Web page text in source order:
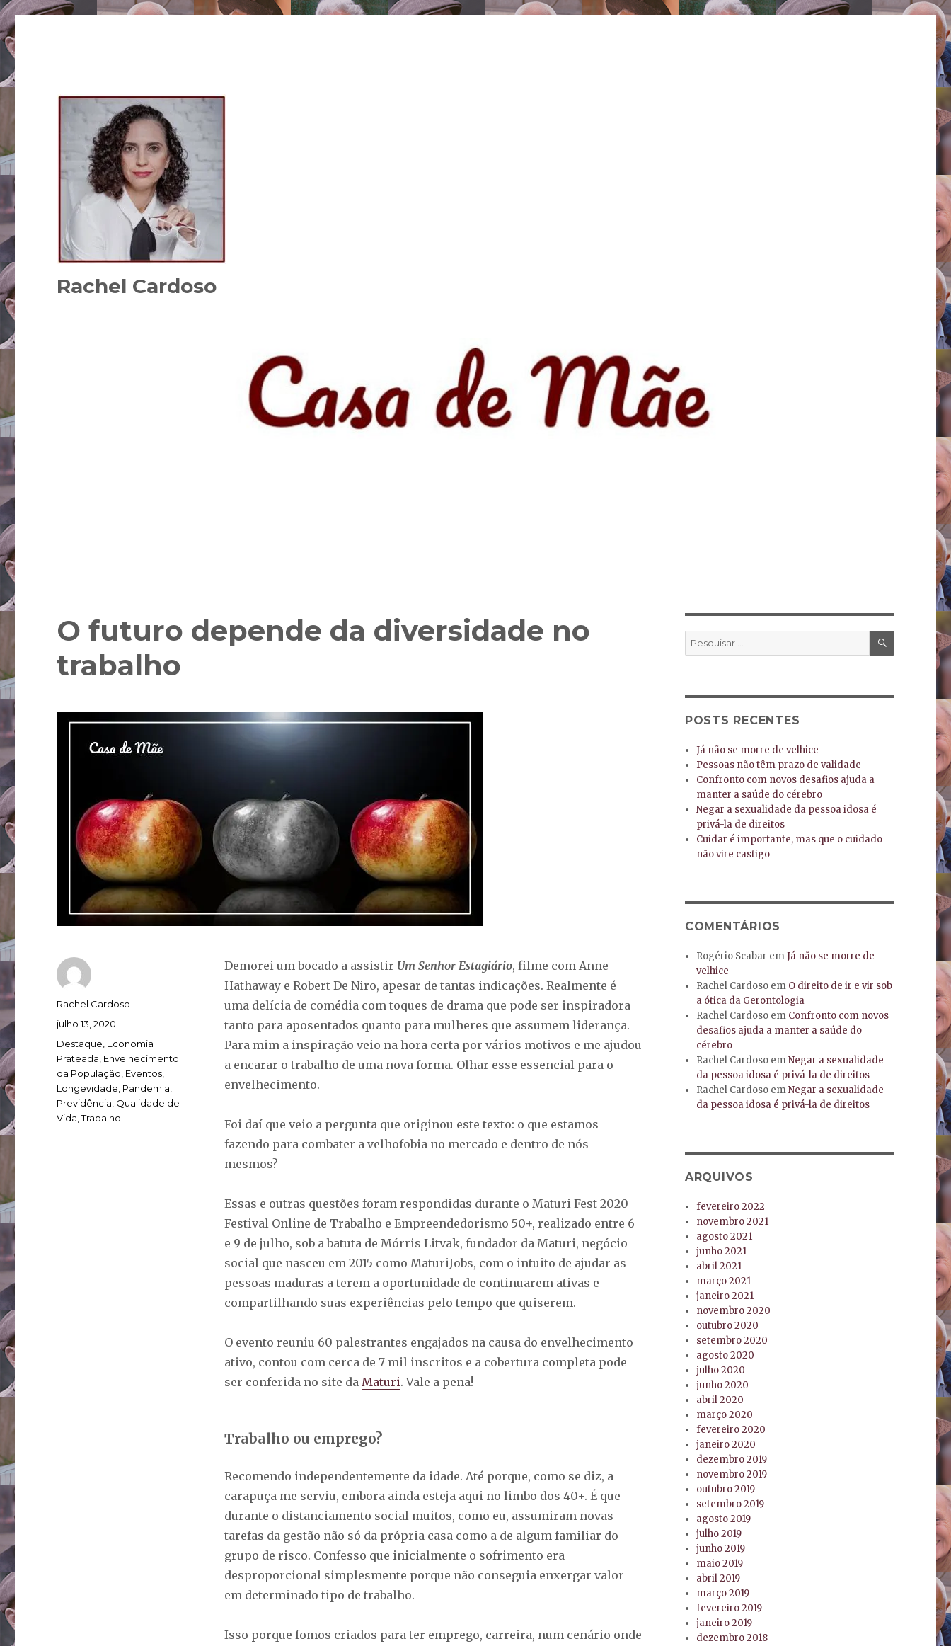
Rachel Cardoso
O futuro depende da diversidade no
trabalho
Demorei um bocado a assistir Um Senhor Estagiário, filme com Anne
Hathaway e Robert De Niro, apesar de tantas indicações. Realmente é
uma delícia de comédia com toques de drama que pode ser inspiradora
tanto para aposentados quanto para mulheres que assumem liderança.
Para mim a inspiração veio na hora certa por vários motivos e me ajudou
a encarar o trabalho de uma nova forma. Olhar esse essencial para o
envelhecimento.
Foi daí que veio a pergunta que originou este texto: o que estamos
fazendo para combater a velhofobia no mercado e dentro de nós
mesmos?
Essas e outras questões foram respondidas durante o Maturi Fest 2020 –
Festival Online de Trabalho e Empreendedorismo 50+, realizado entre 6
e 9 de julho, sob a batuta de Mórris Litvak, fundador da Maturi, negócio
social que nasceu em 2015 como MaturiJobs, com o intuito de ajudar as
pessoas maduras a terem a oportunidade de continuarem ativas e
compartilhando suas experiências pelo tempo que quiserem.
O evento reuniu 60 palestrantes engajados na causa do envelhecimento
ativo, contou com cerca de 7 mil inscritos e a cobertura completa pode
ser conferida no site da Maturi. Vale a pena!
Trabalho ou emprego?
Recomendo independentemente da idade. Até porque, como se diz, a
carapuça me serviu, embora ainda esteja aqui no limbo dos 40+. É que
durante o distanciamento social muitos, como eu, assumiram novas
tarefas da gestão não só da própria casa como a de algum familiar do
grupo de risco. Confesso que inicialmente o sofrimento era
desproporcional simplesmente porque não conseguia enxergar valor
em determinado tipo de trabalho.
Isso porque fomos criados para ter emprego, carreira, num cenário onde
Autor
Rachel Cardoso
Publicado
julho 13, 2020
Categorias
Destaque Economia
Prateada Envelhecimento
da População Eventos
Longevidade Pandemia
Previdência Qualidade de
Vida ,Trabalho
Pesquisar
por:
POSTS RECENTES
Já não se morre de velhice
Pessoas não têm prazo de validade
Confronto com novos desafios ajuda a
manter a saúde do cérebro
Negar a sexualidade da pessoa idosa é
privá-la de direitos
Cuidar é importante, mas que o cuidado
não vire castigo
COMENTÁRIOS
Rogério Scabar emJá não se morre de
velhice
Rachel Cardoso em O direito de ir e vir sob
a ótica da Gerontologia
Rachel Cardoso em Confronto com novos
desafios ajuda a manter a saúde do
cérebro
Rachel Cardoso emNegar a sexualidade
da pessoa idosa é privá-la de direitos
Rachel Cardoso emNegar a sexualidade
da pessoa idosa é privá-la de direitos
ARQUIVOS
fevereiro 2022
novembro 2021
agosto 2021
junho 2021
abril 2021
março 2021
janeiro 2021
novembro 2020
outubro 2020
setembro 2020
agosto 2020
julho 2020
junho 2020
abril 2020
março 2020
fevereiro 2020
janeiro 2020
dezembro 2019
novembro 2019
outubro 2019
setembro 2019
agosto 2019
julho 2019
junho 2019
maio 2019
abril 2019
março 2019
fevereiro 2019
janeiro 2019
dezembro 2018